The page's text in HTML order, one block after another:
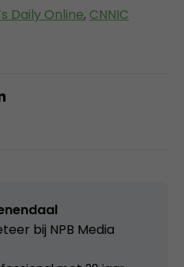
Daily Online, CNNIC
bij NPB Media